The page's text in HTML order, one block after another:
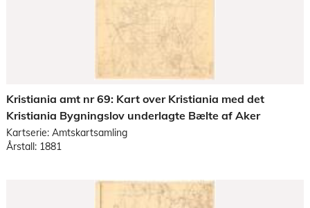
Kristiania amt nr 69: Kart over Kristiania med det
Kristiania Bygningslov underlagte Bælte af Aker
Kartserie: Amtskartsamling
Årstall: 1881